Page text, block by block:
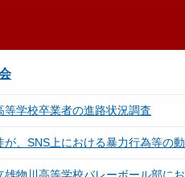
等学校卒業者の進路状況調査
が、SNS上における暴力行為等の